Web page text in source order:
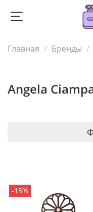
Главная Бренды
Angela
-15%